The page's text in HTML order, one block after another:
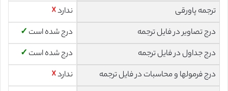
ترجمه پاورقی
ندارد☓
درج تصاویر در فایل ترجمه
درج شده است ✓
درج جداول در فایل ترجمه
درج شده است ✓
درج فرمولها و محاسبات در فایل ترجمه
ندارد☓